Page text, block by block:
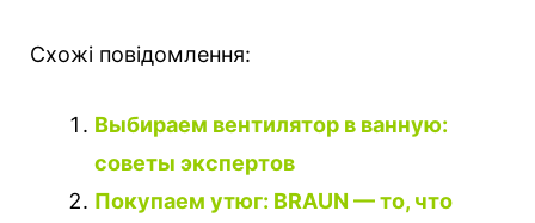
Схожі повідомлення:
Выбираем вентилятор в ванную:
советы экспертов
Покупаем утюг: BRAUN — то, что